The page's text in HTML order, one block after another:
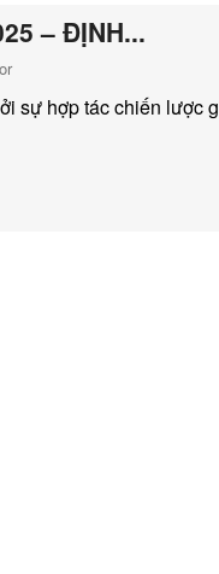
– ĐỊNH...
sự hợp tác chiến lược